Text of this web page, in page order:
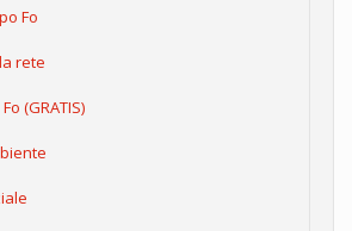
Fo
rete
(GRATIS)